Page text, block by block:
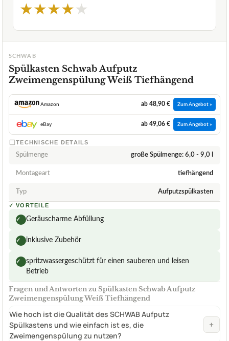
★★★★★
SCHWAB
Spülkasten Schwab Aufputz
Zweimengenspülung Weiß Tiefhängend
Amazon ab 48,90 € Zum Angebot »
eBay ab 49,06 € Zum Angebot »
TECHNISCHE DETAILS
Spülmenge große Spülmenge: 6,0 - 9,0 l
Montageart tiefhängend
Typ Aufputzspülkasten
✓ VORTEILE
✓ Geräuscharme Abfüllung
✓ inklusive Zubehör
✓
spritzwassergeschützt für einen sauberen und leisen
Betrieb
Fragen und Antworten zu Spülkasten Schwab Aufputz
Zweimengenspülung Weiß Tiefhängend
Wie hoch ist die Qualität des SCHWAB Aufputz
Spülkastens und wie einfach ist es, die
Zweimengenspülung zu nutzen?
+